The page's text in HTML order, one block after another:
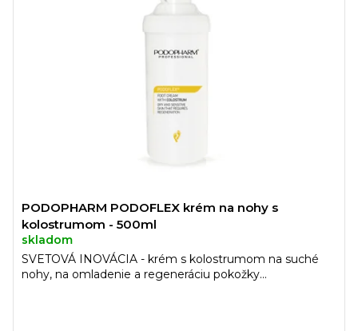
PODOPHARM PODOFLEX krém na nohy s
kolostrumom - 500ml
skladom
SVETOVÁ INOVÁCIA - krém s kolostrumom na suché
nohy, na omladenie a regeneráciu pokožky...